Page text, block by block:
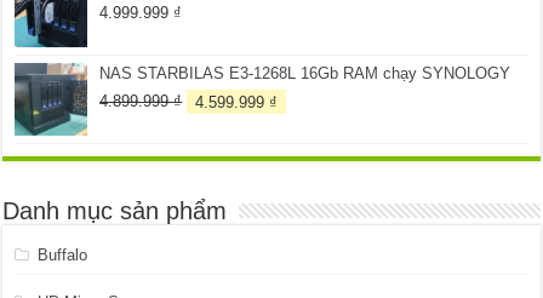
4.999.999 ₫
NAS STARBILAS E3-1268L 16Gb RAM chạy SYNOLOGY
4.899.999₫
Giá
4.899.999 ₫.
4.599.999 ₫
là:
Danh mục sản phẩm
Buffalo